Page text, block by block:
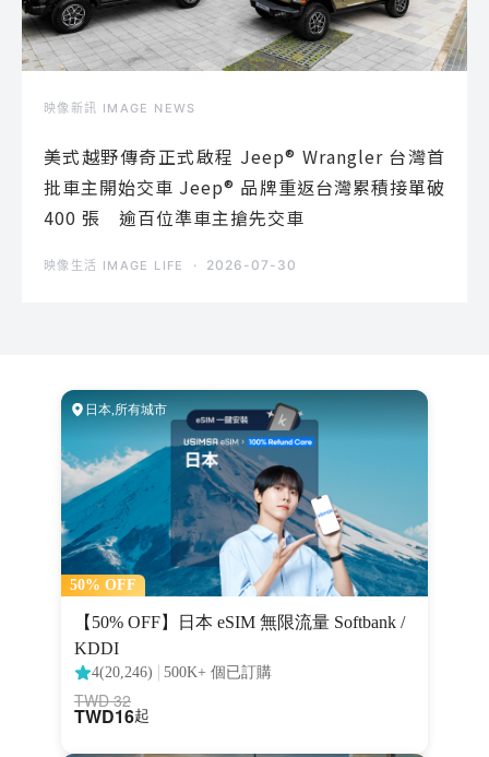
映像新訊 IMAGE NEWS
美式越野傳奇正式啟程 Jeep® Wrangler 台灣首
批車主開始交車 Jeep® 品牌重返台灣累積接單破
400 張 逾百位準車主搶先交車
映像生活 IMAGE LIFE 2026-07-30